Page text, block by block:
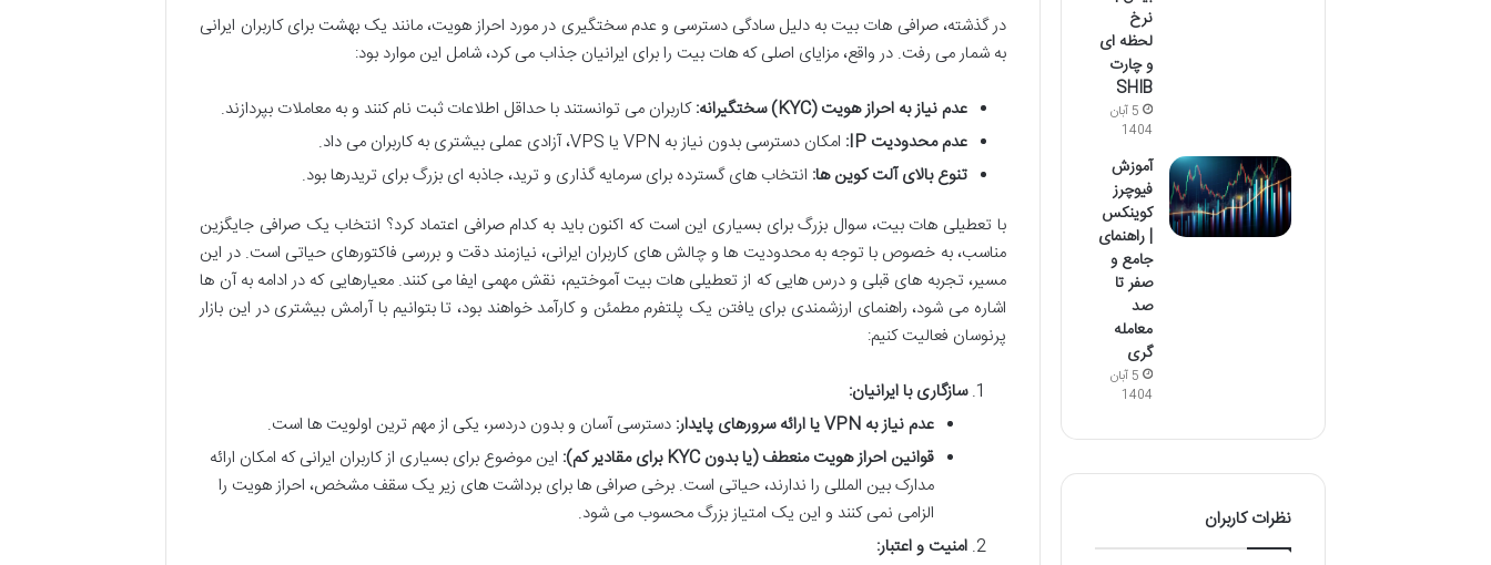
در گذشته، صرافی هات بیت به دلیل سادگی دسترسی و عدم سختگیری در مورد احراز هویت، مانند یک بهشت برای کاربران ایرانی
به شمار می رفت. در واقع، مزایای اصلی که هات بیت را برای ایرانیان جذاب می کرد، شامل این موارد بود:
عدم نیاز به احراز هویت (KYC) سختگیرانه:
کاربران می توانستند با حداقل اطلاعات ثبت نام کنند و به معاملات بپردازند.
عدم محدودیت IP:
امکان دسترسی بدون نیاز به VPN یا VPS، آزادی عملی بیشتری به کاربران می داد.
تنوع بالای آلت کوین ها: انتخاب های گسترده برای سرمایه گذاری و ترید، جاذبه ای بزرگ برای تریدرها بود.
با تعطیلی هات بیت، سوال بزرگ برای بسیاری این است که اکنون باید به کدام صرافی اعتماد کرد؟ انتخاب یک صرافی جایگزین
مناسب، به خصوص با توجه به محدودیت ها و چالش های کاربران ایرانی، نیازمند دقت و بررسی فاکتورهای حیاتی است. در این
مسیر، تجربه های قبلی و درس هایی که از تعطیلی هات بیت آموختیم، نقش مهمی ایفا می کنند. معیارهایی که در ادامه به آن ها
اشاره می شود، راهنمای ارزشمندی برای یافتن یک پلتفرم مطمئن و کارآمد خواهند بود، تا بتوانیم با آرامش بیشتری در این بازار
پرنوسان فعالیت کنیم:
سازگاری با ایرانیان:
عدم نیاز به VPN یا ارائه سرورهای پایدار:
دسترسی آسان و بدون دردسر، یکی از مهم ترین اولویت ها است.
قوانین احراز هویت منعطف (یا بدون KYC برای مقادیر کم):
این موضوع برای بسیاری از کاربران ایرانی که امکان ارائه
مدارک بین المللی را ندارند، حیاتی است. برخی صرافی ها برای برداشت های زیر یک سقف مشخص، احراز هویت را
الزامی نمی کنند و این یک امتیاز بزرگ محسوب می شود.
امنیت و اعتبار:
نرخ
لحظه ای
و چارت
SHIB
5 آبان
1404
آموزش
فیوچرز
کوینکس
| راهنمای
جامع و
صفر تا
صد
معامله
گری
5 آبان
1404
نظرات کاربران